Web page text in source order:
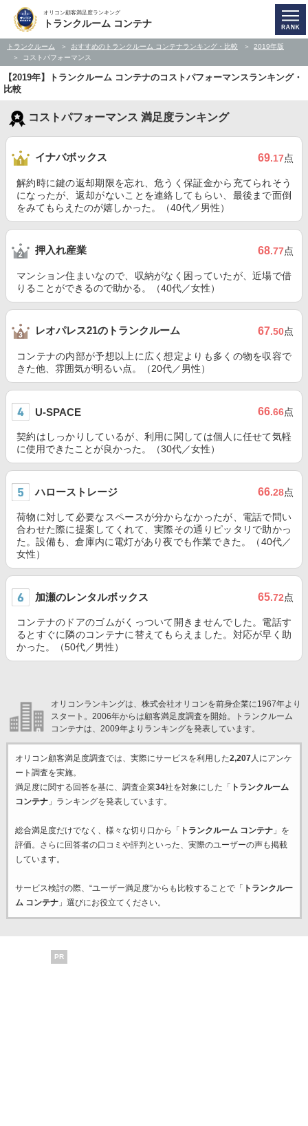
オリコン顧客満足度ランキング
トランクルーム コンテナ
トランクルーム おすすめのトランクルーム コンテナランキング・比較
2019年版
コストパフォーマンス
【2019年】トランクルーム コンテナのコストパフォーマンスランキング・
比較
コストパフォーマンス 満足度ランキング
イナバボックス 69.17点
解約時に鍵の返却期限を忘れ、危うく保証金から充てられそう
になったが、返却がないことを連絡してもらい、最後まで面倒
をみてもらえたのが嬉しかった。（40代／男性）
押入れ産業 68.77点
マンション住まいなので、収納がなく困っていたが、近場で借
りることができるので助かる。（40代／女性）
レオパレス21のトランクルーム 67.50点
コンテナの内部が予想以上に広く想定よりも多くの物を収容で
きた他、雰囲気が明るい点。（20代／男性）
U-SPACE 66.66点
契約はしっかりしているが、利用に関しては個人に任せて気軽
に使用できたことが良かった。（30代／女性）
ハローストレージ 66.28点
荷物に対して必要なスペースが分からなかったが、電話で問い
合わせた際に提案してくれて、実際その通りピッタリで助かっ
た。設備も、倉庫内に電灯があり夜でも作業できた。（40代／
女性）
加瀬のレンタルボックス 65.72点
コンテナのドアのゴムがくっついて開きませんでした。電話す
るとすぐに隣のコンテナに替えてもらえました。対応が早く助
かった。（50代／男性）
オリコンランキングは、株式会社オリコンを前身企業に1967年より
スタート。2006年からは顧客満足度調査を開始。トランクルーム
コンテナは、2009年よりランキングを発表しています。
オリコン顧客満足度調査では、実際にサービスを利用した2,207人にアンケ
ート調査を実施。
満足度に関する回答を基に、調査企業34社を対象にした「
トランクルーム
コンテナ」ランキングを発表しています。
総合満足度だけでなく、様々な切り口から「 トランクルーム コンテナ」を
評価。さらに回答者の口コミや評判といった、実際のユーザーの声も掲載
しています。
サービス検討の際、“ユーザー満足度”からも比較することで「
トランクルー
ム コンテナ」選びにお役立てください。
PR